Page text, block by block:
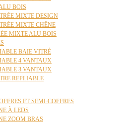
BOIS
MIXTE DESIGN
MIXTE CHÊNE
MIXTE ALU BOIS
BAIE VITRÉ
4 VANTAUX
3 VANTAUX
REPLIABLE
ET SEMI-COFFRES
À LEDS
ZOOM BRAS